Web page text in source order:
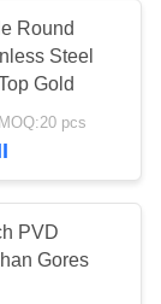
Round
Steel
Gold
pcs
PVD
Gores